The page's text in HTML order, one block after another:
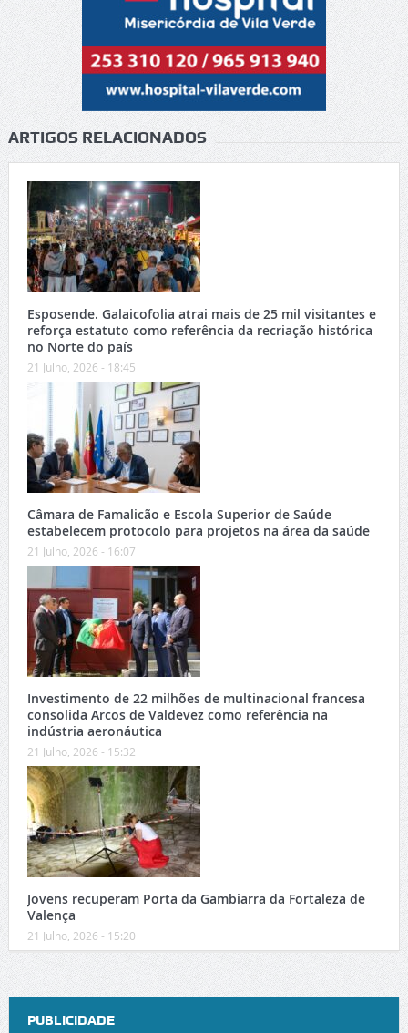
ARTIGOS RELACIONADOS
Esposende. Galaicofolia atrai mais de 25 mil visitantes e
reforça estatuto como referência da recriação histórica
no Norte do país
21 Julho, 2026 - 18:45
Câmara de Famalicão e Escola Superior de Saúde
estabelecem protocolo para projetos na área da saúde
21 Julho, 2026 - 16:07
Investimento de 22 milhões de multinacional francesa
consolida Arcos de Valdevez como referência na
indústria aeronáutica
21 Julho, 2026 - 15:32
Jovens recuperam Porta da Gambiarra da Fortaleza de
Valença
21 Julho, 2026 - 15:20
PUBLICIDADE